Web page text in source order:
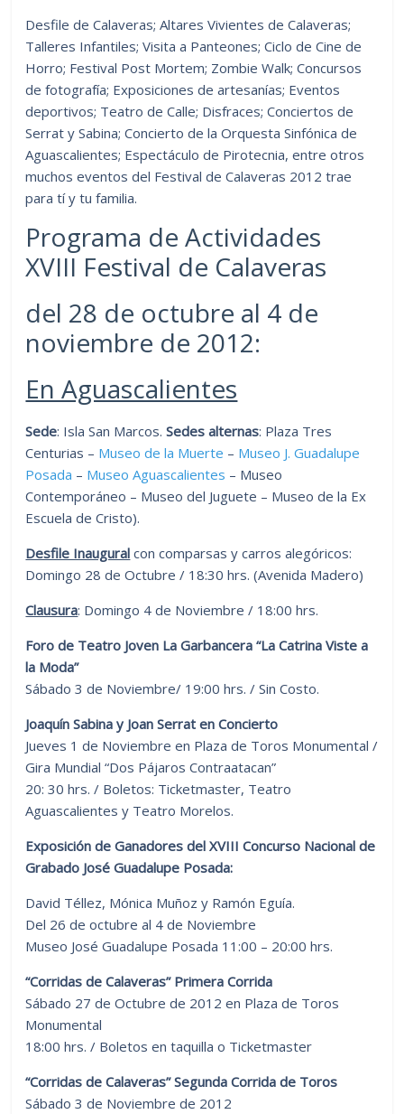
Desfile de Calaveras; Altares Vivientes de Calaveras;
Talleres Infantiles; Visita a Panteones; Ciclo de Cine de
Horro; Festival Post Mortem; Zombie Walk; Concursos
de fotografía; Exposiciones de artesanías; Eventos
deportivos; Teatro de Calle; Disfraces; Conciertos de
Serrat y Sabina; Concierto de la Orquesta Sinfónica de
Aguascalientes; Espectáculo de Pirotecnia, entre otros
muchos eventos del Festival de Calaveras 2012 trae
para tí y tu familia.
Programa de Actividades
XVIII Festival de Calaveras
del 28 de octubre al 4 de
noviembre de 2012:
En Aguascalientes
Sede: Isla San Marcos.Sedes alternas: Plaza Tres
Centurias – Museo de la Muerte – Museo J. Guadalupe
Posada – Museo Aguascalientes – Museo
Contemporáneo – Museo del Juguete – Museo de la Ex
Escuela de Cristo).
Desfile Inaugural con comparsas y carros alegóricos:
Domingo 28 de Octubre / 18:30 hrs. (Avenida Madero)
Clausura: Domingo 4 de Noviembre / 18:00 hrs.
Foro de Teatro Joven La Garbancera “La Catrina Viste a
la Moda”
Sábado 3 de Noviembre/ 19:00 hrs. / Sin Costo.
Joaquín Sabina y Joan Serrat en Concierto
Jueves 1 de Noviembre en Plaza de Toros Monumental /
Gira Mundial “Dos Pájaros Contraatacan”
20: 30 hrs. / Boletos: Ticketmaster, Teatro
Aguascalientes y Teatro Morelos.
Exposición de Ganadores del XVIII Concurso Nacional de
Grabado José Guadalupe Posada:
David Téllez, Mónica Muñoz y Ramón Eguía.
Del 26 de octubre al 4 de Noviembre
Museo José Guadalupe Posada 11:00 – 20:00 hrs.
“Corridas de Calaveras” Primera Corrida
Sábado 27 de Octubre de 2012 en Plaza de Toros
Monumental
18:00 hrs. / Boletos en taquilla o Ticketmaster
“Corridas de Calaveras”Segunda Corrida de Toros
Sábado 3 de Noviembre de 2012